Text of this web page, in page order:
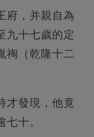
府，并親自為
九十七歲的定
祹（乾隆十二
才發現，他竟
十。